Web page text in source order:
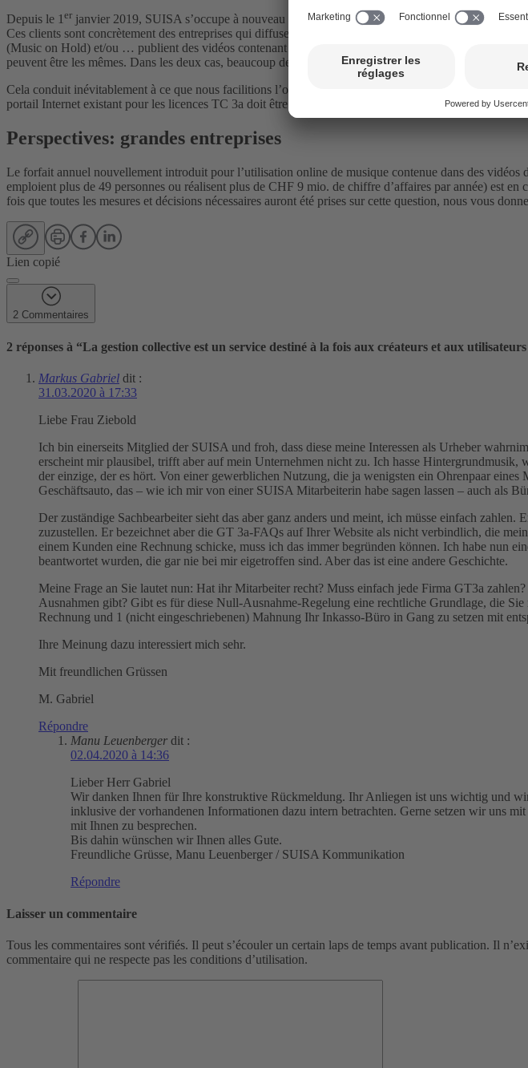
Depuis le 1 er janvier 2019, SUISA s’occupe à nouveau seule de tous les clients concernés par le
Ces clients sont concrètement des entreprises qui diffusent de la musique de fond ou d’ambiance
(Music on Hold) et/ou … publient des vidéos contenant de la musique sur leur propre site Internet.
peuvent être les mêmes. Dans les deux cas, beaucoup de musique provenant d’un grand nombre
Cela conduit inévitablement à ce que nous facilitions l’octroi de licences pour les deux types
portail Internet existant pour les licences TC 3a doit être adapté pour que le client puisse déclarer les
Perspectives: grandes entreprises
Le forfait annuel nouvellement introduit pour l’utilisation online de musique contenue dans des
emploient plus de 49 personnes ou réalisent plus de CHF 9 mio. de chiffre d’affaires par année) est
fois que toutes les mesures et décisions nécessaires auront été prises sur cette question, nous vous
Lien copié
2 Commentaires
2 réponses à “La gestion collective est un service destiné à la fois aux créateurs et aux
Markus Gabriel dit :
31.03.2020 à 17:33
Liebe Frau Ziebold
Ich bin einerseits Mitglied der SUISA und froh, dass diese meine Interessen als Urheber
erscheint mir plausibel, trifft aber auf mein Unternehmen nicht zu. Ich hasse
der einzige, der es hört. Von einer gewerblichen Nutzung, die ja wenigsten ein Ohrenpaar
Geschäftsauto, das – wie ich mir von einer SUISA Mitarbeiterin habe sagen lassen – auch als
Der zuständige Sachbearbeiter sieht das aber ganz anders und meint, ich müsse einfach
zuzustellen. Er bezeichnet aber die GT 3a-FAQs auf Ihrer Website als nicht verbindlich, die
einem Kunden eine Rechnung schicke, muss ich das immer begründen können. Ich habe nun
beantwortet wurden, die gar nie bei mir eigetroffen sind. Aber das ist eine andere Geschichte.
Meine Frage an Sie lautet nun: Hat ihr Mitarbeiter recht? Muss einfach jede Firma GT3a
Ausnahmen gibt? Gibt es für diese Null-Ausnahme-Regelung eine rechtliche Grundlage, die
Rechnung und 1 (nicht eingeschriebenen) Mahnung Ihr Inkasso-Büro in Gang zu setzen mit
Ihre Meinung dazu interessiert mich sehr.
Mit freundlichen Grüssen
M. Gabriel
Répondre
Manu Leuenberger dit :
02.04.2020 à 14:36
Lieber Herr Gabriel
Wir danken Ihnen für Ihre konstruktive Rückmeldung. Ihr Anliegen ist uns wichtig und
inklusive der vorhandenen Informationen dazu intern betrachten. Gerne setzen wir uns
mit Ihnen zu besprechen.
Bis dahin wünschen wir Ihnen alles Gute.
Freundliche Grüsse, Manu Leuenberger / SUISA Kommunikation
Répondre
Laisser un commentaire
Tous les commentaires sont vérifiés. Il peut s’écouler un certain laps de temps avant publication. Il
commentaire qui ne respecte pas les conditions d’utilisation.